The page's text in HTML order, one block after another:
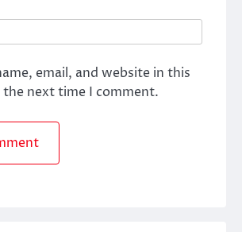
email, and website in this
next time I comment.